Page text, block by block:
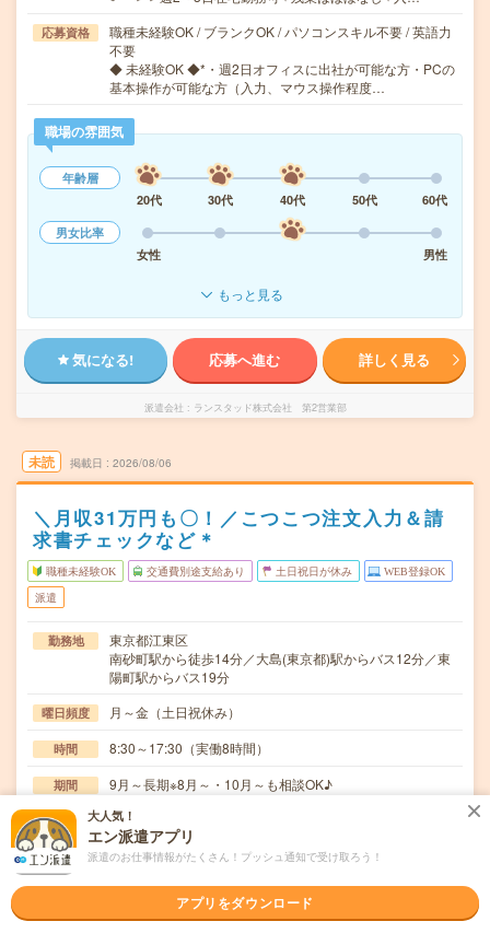
応募資格
職種未経験OK / ブランクOK / パソコンスキル不要 / 英語力
不要
◆ 未経験OK ◆*・週2日オフィスに出社が可能な方・PCの
基本操作が可能な方（入力、マウス操作程度…
職場の雰囲気
年齢層
20代
30代 40代 50代
60代
男女比率
女性
男性
もっと見る
気になる! 応募へ進む 詳しく見る
派遣会社 ランスタッド株式会社 第2営業部
未読 掲載日 2026/08/06
＼月収31万円も〇！／こつこつ注文入力＆請
求書チェックなど＊
職種未経験OK 交通費別途支給あり 土日祝日が休み WEB登録OK
派遣
勤務地
東京都江東区
南砂町駅から徒歩14分／大島(東京都)駅からバス12分／東
陽町駅からバス19分
曜日頻度 月～金（土日祝休み）
時間 8:30～17:30（実働8時間）
期間 9月～長期※8月～・10月～も相談OK♪
時給
時給1750円 ＜週払いOK＞■月収例：31万5000円（1750
円×8時間×21日＋残業代） #月収30万円以上
★交通費1500円/日まで別途支給！（規定あり）※月21日出
勤の場合「3万1500円/月」！
大人気！
エン派遣アプリ
派遣のお仕事情報がたくさん！プッシュ通知で受け取ろう！
アプリをダウンロード